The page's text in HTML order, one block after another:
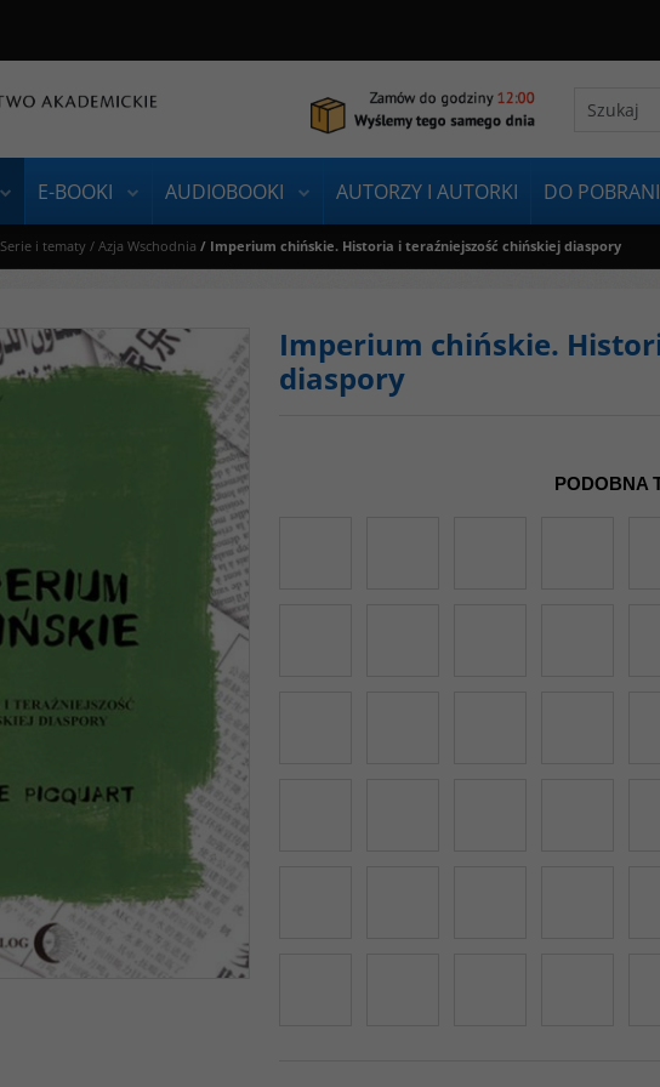
E-BOOKI AUDIOBOOKI AUTORZY I AUTORKI DO
Serie i tematy / Azja Wschodnia / Imperium chińskie. Historia i teraźniejszość chińskiej diaspory
Imperium chińskie.
diaspory
PODOBNA